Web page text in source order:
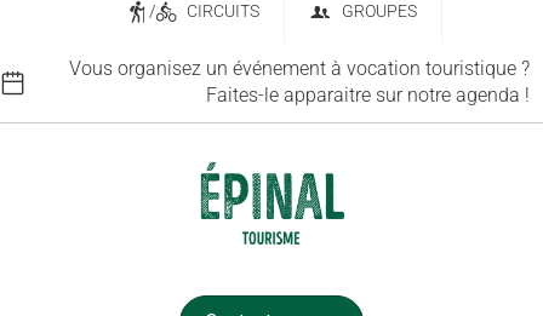
/ CIRCUITS GROUPES
Vous organisez un événement à vocation touristique ?
Faites-le apparaitre sur notre agenda !